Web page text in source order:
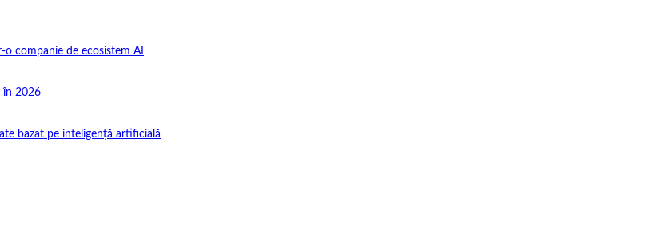
companie de ecosistem AI
în 2026
bazat pe inteligență artificială